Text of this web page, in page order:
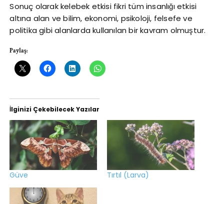
Sonuç olarak kelebek etkisi fikri tüm insanlığı etkisi
altına alan ve bilim, ekonomi, psikoloji, felsefe ve
politika gibi alanlarda kullanılan bir kavram olmuştur.
Paylaş:
İlginizi Çekebilecek Yazılar
Güve Tırtıl (Larva)